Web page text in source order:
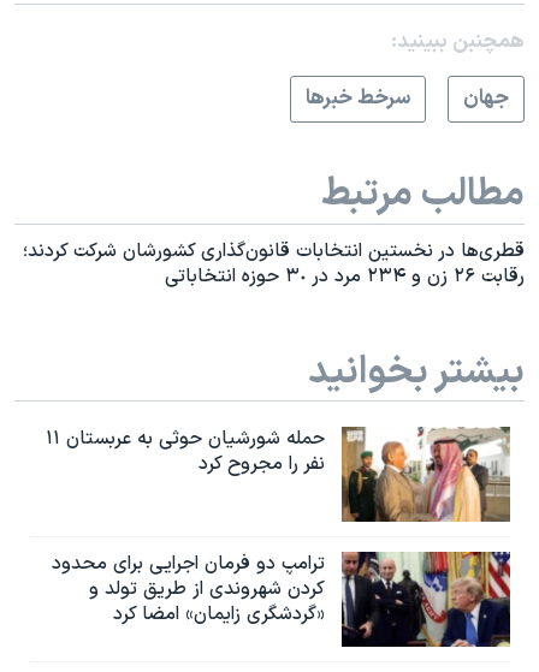
همچنبن ببینید:
جهان
سرخط خبرها
مطالب مرتبط
قطری‌ها در نخستین انتخابات قانون‌گذاری کشورشان شرکت کردند؛
رقابت ٢۶ زن و ٢٣۴ مرد در ٣٠ حوزه انتخاباتی
بیشتر بخوانید
حمله شورشیان حوثی به عربستان ۱۱
نفر را مجروح کرد
ترامپ دو فرمان اجرایی برای محدود
کردن شهروندی از طریق تولد و
«گردشگری زایمان» امضا کرد